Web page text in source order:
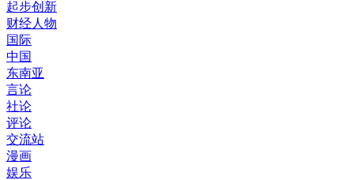
起步创新
财经人物
国际
中国
东南亚
言论
社论
评论
交流站
漫画
娱乐